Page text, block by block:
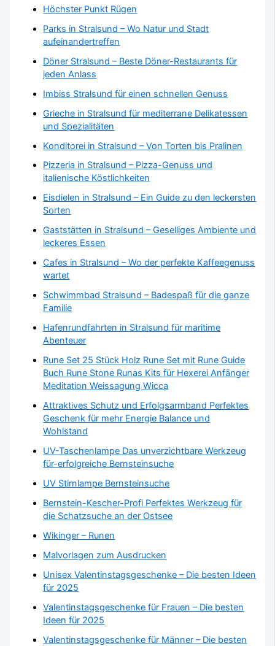
Höchster Punkt Rügen
Parks in Stralsund – Wo Natur und Stadt
aufeinandertreffen
Döner Stralsund – Beste Döner-Restaurants für
jeden Anlass
Imbiss Stralsund für einen schnellen Genuss
Grieche in Stralsund für mediterrane Delikatessen
und Spezialitäten
Konditorei in Stralsund – Von Torten bis Pralinen
Pizzeria in Stralsund – Pizza-Genuss und
italienische Köstlichkeiten
Eisdielen in Stralsund – Ein Guide zu den leckersten
Sorten
Gaststätten in Stralsund – Geselliges Ambiente und
leckeres Essen
Cafes in Stralsund – Wo der perfekte Kaffeegenuss
wartet
Schwimmbad Stralsund – Badespaß für die ganze
Familie
Hafenrundfahrten in Stralsund für maritime
Abenteuer
Rune Set 25 Stück Holz Rune Set mit Rune Guide
Buch Rune Stone Runas Kits für Hexerei Anfänger
Meditation Weissagung Wicca
Attraktives Schutz und Erfolgsarmband Perfektes
Geschenk für mehr Energie Balance und
Wohlstand
UV-Taschenlampe Das unverzichtbare Werkzeug
für-erfolgreiche Bernsteinsuche
UV Stirnlampe Bernsteinsuche
Bernstein-Kescher-Profi Perfektes Werkzeug für
die Schatzsuche an der Ostsee
Wikinger – Runen
Malvorlagen zum Ausdrucken
Unisex Valentinstagsgeschenke – Die besten Ideen
für 2025
Valentinstagsgeschenke für Frauen – Die besten
Ideen für 2025
Valentinstagsgeschenke für Männer – Die besten